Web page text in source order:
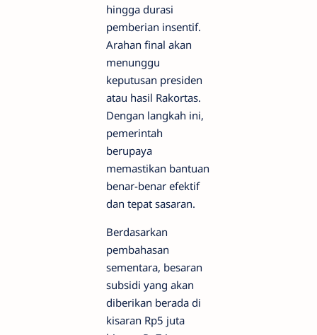
hingga durasi
pemberian insentif.
Arahan final akan
menunggu
keputusan presiden
atau hasil Rakortas.
Dengan langkah ini,
pemerintah
berupaya
memastikan bantuan
benar-benar efektif
dan tepat sasaran.
Berdasarkan
pembahasan
sementara, besaran
subsidi yang akan
diberikan berada di
kisaran Rp5 juta